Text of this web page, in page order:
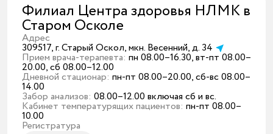
Филиал Центра здоровья НЛМК в
Старом Осколе
Адрес
309517, г. Старый Оскол, мкн. Весенний, д. 34
Прием врача-терапевта: пн 08.00–16.30, вт-пт 08.00–
20.00, сб 08.00–12.00
Дневной стационар: пн-пт 08.00–20.00, сб-вс 08.00–
14.00
Забор анализов: 08.00–12.00 включая сб и вс.
Кабинет температурящих пациентов: пн-пт 08.00–
10.00
Регистратура